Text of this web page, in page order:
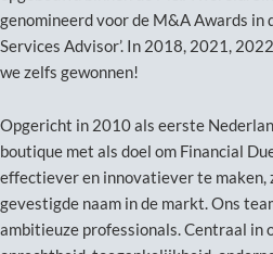
genomineerd voor de M&A Awards in
Services Advisor’. In 2018, 2021,
we zelfs gewonnen!
Opgericht in 2010 als eerste
boutique met als doel om Financial
effectiever en innovatiever te maken,
gevestigde naam in de markt. Ons
ambitieuze professionals. Centraal in